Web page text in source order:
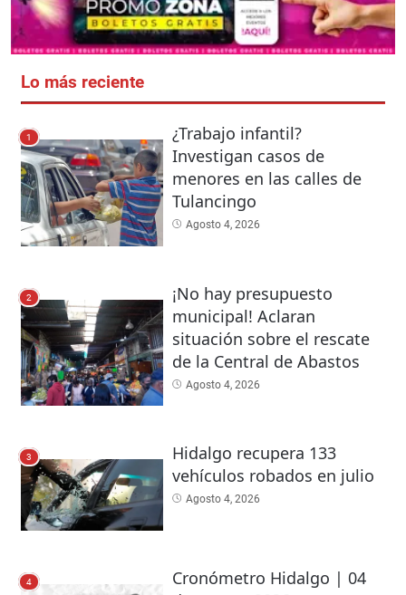
Lo más reciente
1
¿Trabajo infantil?
Investigan casos de
menores en las calles de
Tulancingo
Agosto 4, 2026
2
¡No hay presupuesto
municipal! Aclaran
situación sobre el rescate
de la Central de Abastos
Agosto 4, 2026
3
Hidalgo recupera 133
vehículos robados en julio
Agosto 4, 2026
4
Cronómetro Hidalgo | 04